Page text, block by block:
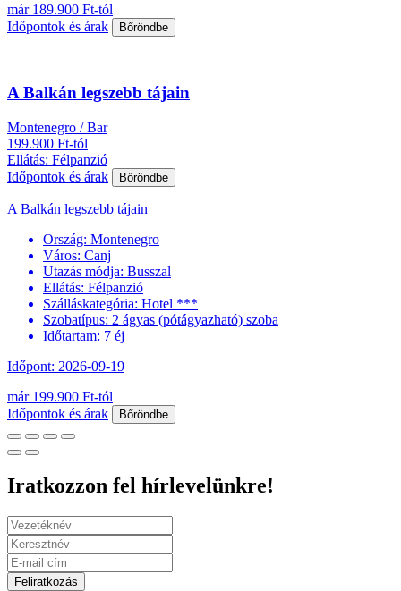
már 189.900 Ft-tól
Időpontok és árak
Bőröndbe
A Balkán legszebb tájain
Montenegro / Bar
199.900 Ft-tól
Ellátás: Félpanzió
Időpontok és árak
Bőröndbe
A Balkán legszebb tájain
Ország: Montenegro
Város: Canj
Utazás módja: Busszal
Ellátás: Félpanzió
Szálláskategória: Hotel ***
Szobatípus: 2 ágyas (pótágyazható) szoba
Időtartam: 7 éj
Időpont: 2026-09-19
már 199.900 Ft-tól
Időpontok és árak
Bőröndbe
Iratkozzon fel hírlevelünkre!
Feliratkozás